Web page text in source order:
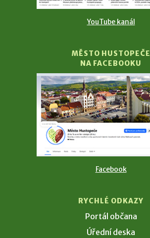
YouTube kanál
MĚSTO HUSTOPEČE
NA FACEBOOKU
Facebook
RYCHLÉ ODKAZY
Portál občana
Úřední deska